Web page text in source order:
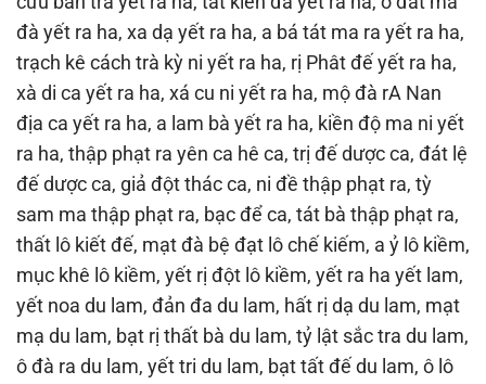
đà yết ra ha, xa dạ yết ra ha, a bá tát ma ra yết ra ha,
trạch kê cách trà kỳ ni yết ra ha, rị Phât đế yết ra ha,
xà di ca yết ra ha, xá cu ni yết ra ha, mộ đà rA Nan
địa ca yết ra ha, a lam bà yết ra ha, kiền độ ma ni yết
ra ha, thập phạt ra yên ca hê ca, trị đế dược ca, đát lệ
đế dược ca, giả đột thác ca, ni đề thập phạt ra, tỳ
sam ma thập phạt ra, bạc để ca, tát bà thập phạt ra,
thất lô kiết đế, mạt đà bệ đạt lô chế kiếm, a ỷ lô kiềm,
mục khê lô kiềm, yết rị đột lô kiềm, yết ra ha yết lam,
yết noa du lam, đản đa du lam, hất rị dạ du lam, mạt
mạ du lam, bạt rị thất bà du lam, tỷ lật sắc tra du lam,
ô đà ra du lam, yết tri du lam, bạt tất đế du lam, ô lô